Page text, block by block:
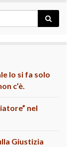
lo si fa solo
c’è.
nel
Giustizia